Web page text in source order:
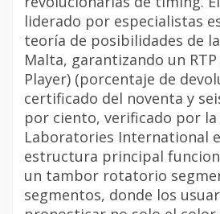
liderado por especialistas
teoría de posibilidades de
Malta, garantizando un
Player) (porcentaje de
certificado del noventa y
por ciento, verificado por
Laboratories International
estructura principal
un tambor rotatorio
segmentos, donde los